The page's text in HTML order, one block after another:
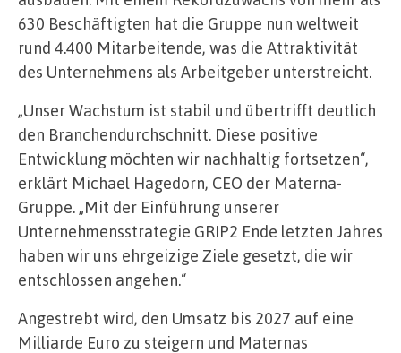
630 Beschäftigten hat die Gruppe nun weltweit
rund 4.400 Mitarbeitende, was die Attraktivität
des Unternehmens als Arbeitgeber unterstreicht.
„Unser Wachstum ist stabil und übertrifft deutlich
den Branchendurchschnitt. Diese positive
Entwicklung möchten wir nachhaltig fortsetzen“,
erklärt Michael Hagedorn, CEO der Materna-
Gruppe. „Mit der Einführung unserer
Unternehmensstrategie GRIP2 Ende letzten Jahres
haben wir uns ehrgeizige Ziele gesetzt, die wir
entschlossen angehen.“
Angestrebt wird, den Umsatz bis 2027 auf eine
Milliarde Euro zu steigern und Maternas